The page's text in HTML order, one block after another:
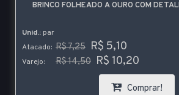
BRINCO FOLHEADO A OURO COM
Unid.: par
Atacado: R$ 7,25 R$ 5,10
Varejo: R$ 14,50 R$ 10,20
Comprar!